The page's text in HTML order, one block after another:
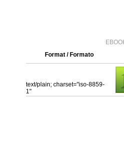
Format / Formato
text/plain; charset="iso-8859-
1"